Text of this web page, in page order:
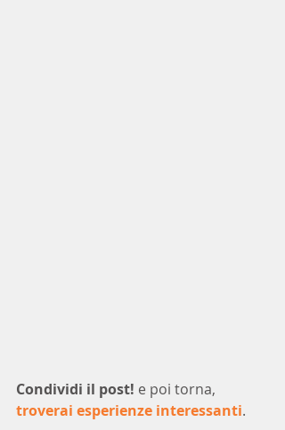
Condividi il post! e poi torna,
troverai esperienze interessanti.